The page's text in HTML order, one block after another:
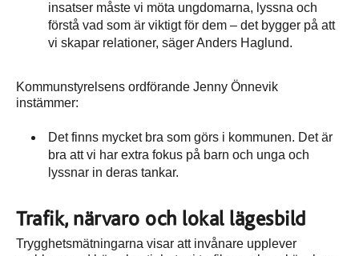
insatser måste vi möta ungdomarna, lyssna och
förstå vad som är viktigt för dem – det bygger på att
vi skapar relationer, säger Anders Haglund.
Kommunstyrelsens ordförande Jenny Önnevik
instämmer:
Det finns mycket bra som görs i kommunen. Det är
bra att vi har extra fokus på barn och unga och
lyssnar in deras tankar.
Trafik, närvaro och lokal lägesbild
Trygghetsmätningarna visar att invånare upplever